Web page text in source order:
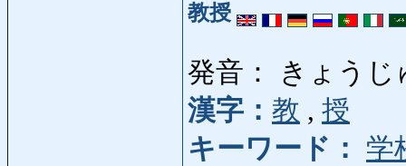
教授
発音： きょうじ
漢字： 教 , 授
キーワード：
学